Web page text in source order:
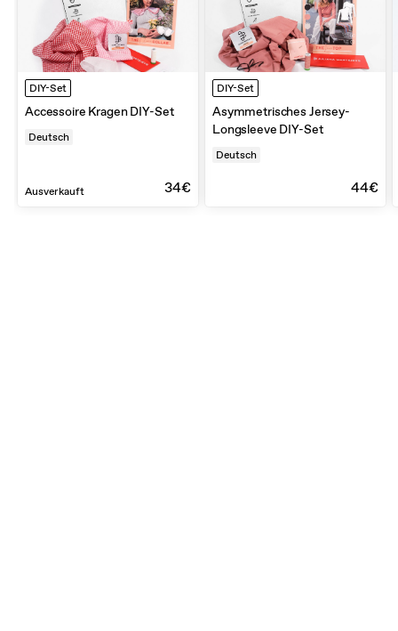
DIY-Set
Accessoire Kragen DIY-Set
Deutsch
Ausverkauft 34€
DIY-Set
Asymmetrisches Jersey-
Longsleeve DIY-Set
Deutsch
44€